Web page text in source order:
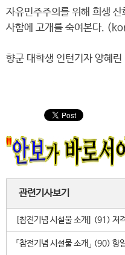
자유민주주의를 위해 희생
사함에 고개를 숙여본다.
향군 대학생 인턴기자 양혜린
관련기사보기
[참전기념 시설물 소개] (91) 저
「참전기념 시설물 소개」 (90)